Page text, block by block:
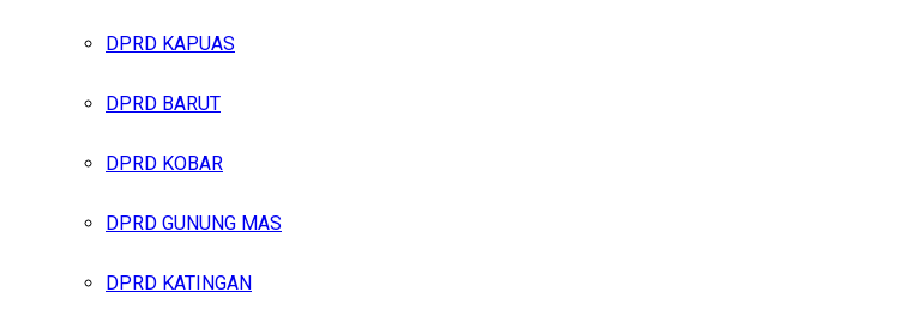
DPRD KAPUAS
DPRD BARUT
DPRD KOBAR
DPRD GUNUNG MAS
DPRD KATINGAN